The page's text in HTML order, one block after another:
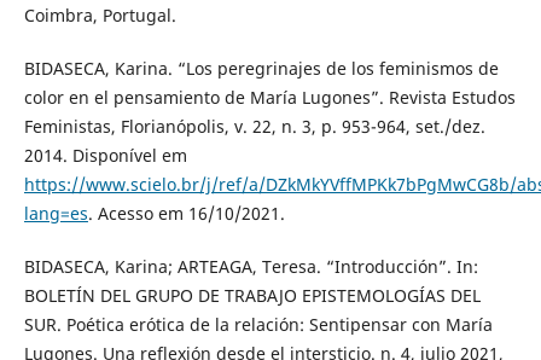
Coimbra, Portugal.
BIDASECA, Karina. “Los peregrinajes de los feminismos de
color en el pensamiento de María Lugones”. Revista Estudos
Feministas, Florianópolis, v. 22, n. 3, p. 953-964, set./dez.
2014. Disponível em
https://www.scielo.br/j/ref/a/DZkMkYVffMPKk7bPgMwCG8b/
lang=es. Acesso em 16/10/2021.
BIDASECA, Karina; ARTEAGA, Teresa. “Introducción”. In:
BOLETÍN DEL GRUPO DE TRABAJO EPISTEMOLOGÍAS DEL
SUR. Poética erótica de la relación: Sentipensar con María
Lugones. Una reflexión desde el intersticio. n. 4, julio 2021,